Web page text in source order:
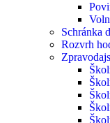
Schránka
Rozvrh